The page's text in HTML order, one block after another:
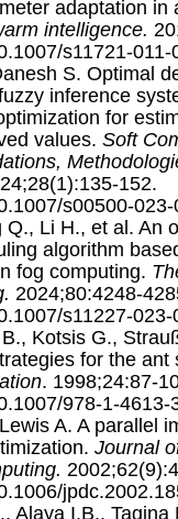
adaptation in
intelligence.
s11721-011-
S. Optimal
inference
for
values. Soft
152.
s00500-
Q., Li H., et al. An
algorithm
fog computing.
2024;80:4248-
s11227-
Kotsis G.,
for the ant
. 1998;24:87-
978-1-4613-
A. A parallel
Journal
Alaya I.B., Tagina